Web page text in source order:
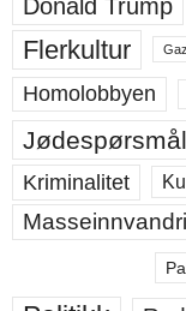
Donald Trump
Flerkultur
Homolobbyen
Kriminalitet